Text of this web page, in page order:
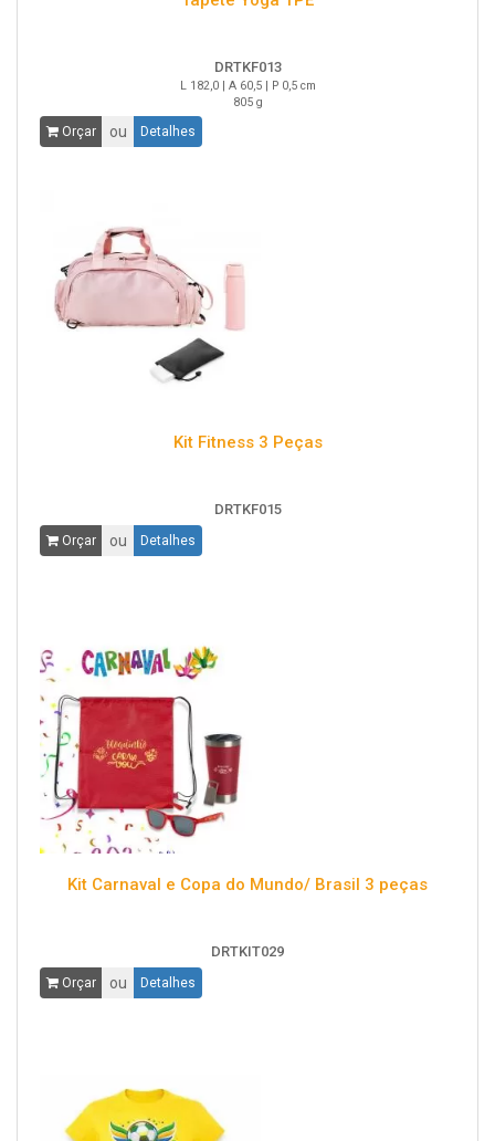
DRTKF013
L 182,0 | A 60,5 | P 0,5 cm
805 g
Orçar ou Detalhes
Kit Fitness 3 Peças
DRTKF015
Orçar ou Detalhes
Kit Carnaval e Copa do Mundo/ Brasil 3 peças
DRTKIT029
Orçar ou Detalhes